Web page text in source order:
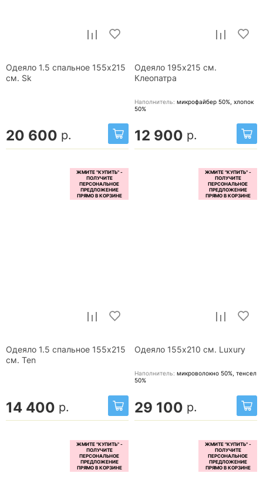
Одеяло 1.5 спальное 155x215
см. Sk
20 600 р.
Одеяло 195х215 см.
Клеопатра
Наполнитель: микрофайбер 50%, хлопок
50%
12 900 р.
Одеяло 1.5 спальное 155x215
см. Ten
14 400 р.
Одеяло 155x210 см. Luxury
Наполнитель: микроволокно 50%, тенсел
50%
29 100 р.